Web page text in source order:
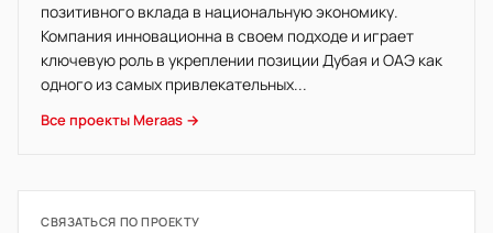
позитивного вклада в национальную экономику.
Компания инновационна в своем подходе и играет
ключевую роль в укреплении позиции Дубая и ОАЭ как
одного из самых привлекательных...
Все проекты Meraas →
СВЯЗАТЬСЯ ПО ПРОЕКТУ